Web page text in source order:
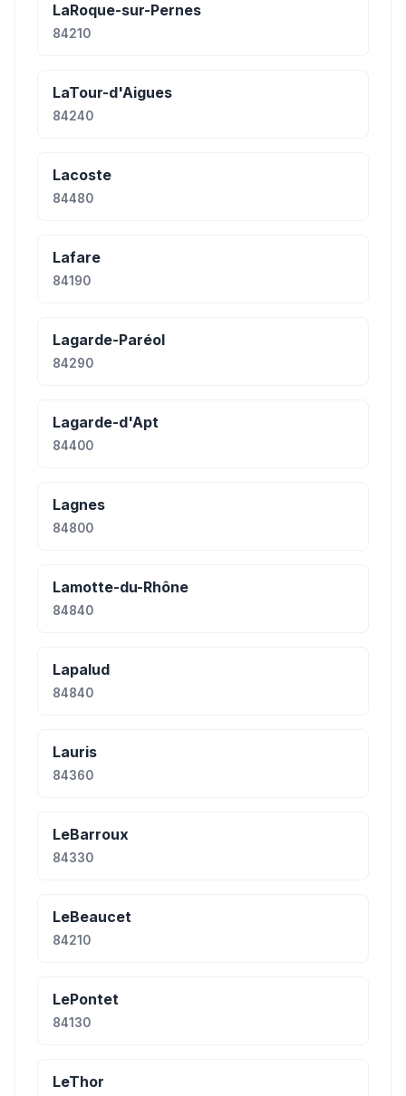
LaRoque-sur-Pernes
84210
LaTour-d'Aigues
84240
Lacoste
84480
Lafare
84190
Lagarde-Paréol
84290
Lagarde-d'Apt
84400
Lagnes
84800
Lamotte-du-Rhône
84840
Lapalud
84840
Lauris
84360
LeBarroux
84330
LeBeaucet
84210
LePontet
84130
LeThor